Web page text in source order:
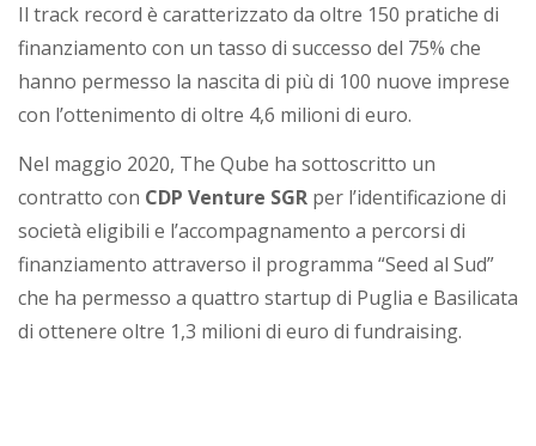
Il track record è caratterizzato da oltre 150 pratiche di
finanziamento con un tasso di successo del 75% che
hanno permesso la nascita di più di 100 nuove imprese
con l’ottenimento di oltre 4,6 milioni di euro.
Nel maggio 2020, The Qube ha sottoscritto un
contratto con CDP Venture SGR per l’identificazione di
società eligibili e l’accompagnamento a percorsi di
finanziamento attraverso il programma “Seed al Sud”
che ha permesso a quattro startup di Puglia e Basilicata
di ottenere oltre 1,3 milioni di euro di fundraising.